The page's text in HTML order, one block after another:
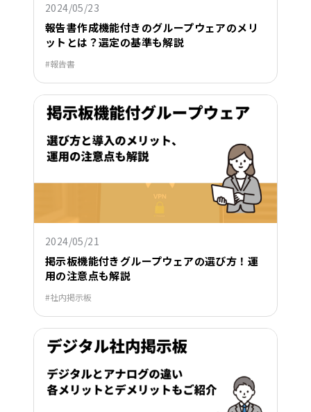
2024/05/23
報告書作成機能付きのグループウェアのメリ
ットとは？選定の基準も解説
報告書
2024/05/21
掲示板機能付きグループウェアの選び方！運
用の注意点も解説
社内掲示板